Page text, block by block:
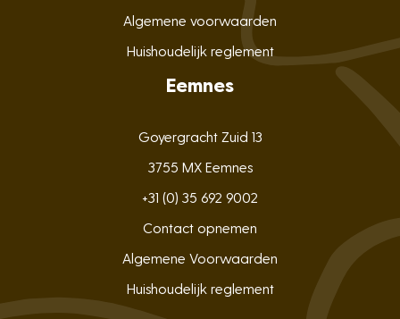
Algemene voorwaarden
Huishoudelijk reglement
Eemnes
Goyergracht Zuid 13
3755 MX Eemnes
+31 (0) 35 692 9002
Contact opnemen
Algemene Voorwaarden
Huishoudelijk reglement